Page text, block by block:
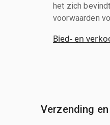
het zich
voorwaarden
Bied- en
Verzending